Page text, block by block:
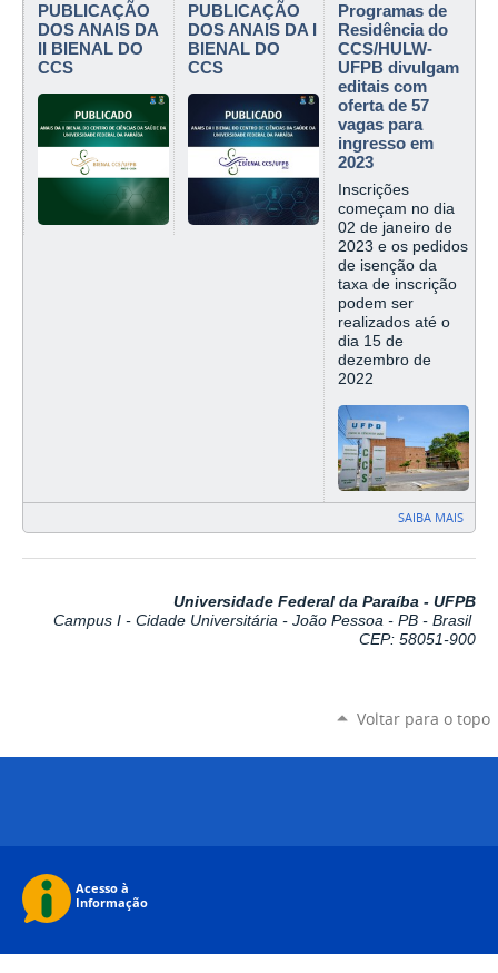
PUBLICAÇÃO
DOS ANAIS DA
II BIENAL DO
CCS
PUBLICAÇÃO
DOS ANAIS DA I
BIENAL DO
CCS
Programas de
Residência do
CCS/HULW-
UFPB divulgam
editais com
oferta de 57
vagas para
ingresso em
2023
Inscrições
começam no dia
02 de janeiro de
2023 e os pedidos
de isenção da
taxa de inscrição
podem ser
realizados até o
dia 15 de
dezembro de
2022
SAIBA MAIS
Universidade Federal da Paraíba - UFPB
Campus I - Cidade Universitária - João Pessoa - PB - Brasil
CEP: 58051-900
Voltar para o topo